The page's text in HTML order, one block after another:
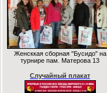
Женсккая сборная "Бусидо" на
турнире пам. Матерова 13
Случайный плакат